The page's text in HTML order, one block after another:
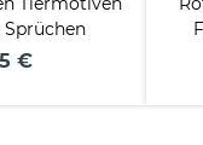
Sprüchen
€